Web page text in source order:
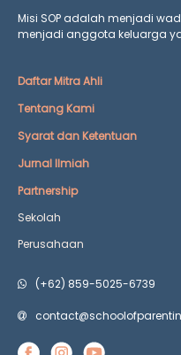
Misi SOP adalah menjadi
menjadi anggota keluarga
Daftar Mitra Ahli
Tentang Kami
Syarat dan Ketentuan
Jurnal Ilmiah
Partnership
Sekolah
Perusahaan
(+62) 859-5025-6739